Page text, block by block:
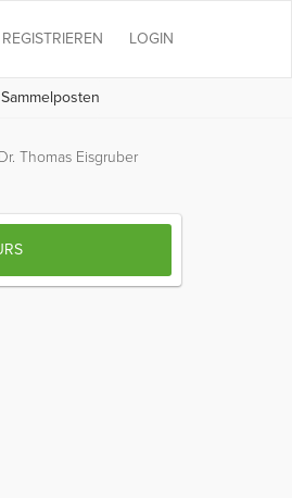
LOGIN
REGISTRIEREN
Thomas Eisgruber